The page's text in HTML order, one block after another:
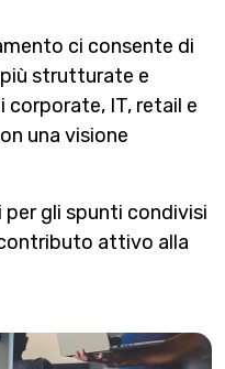
ci consente di
strutturate e
IT, retail e
una visione
gli spunti condivisi
attivo alla